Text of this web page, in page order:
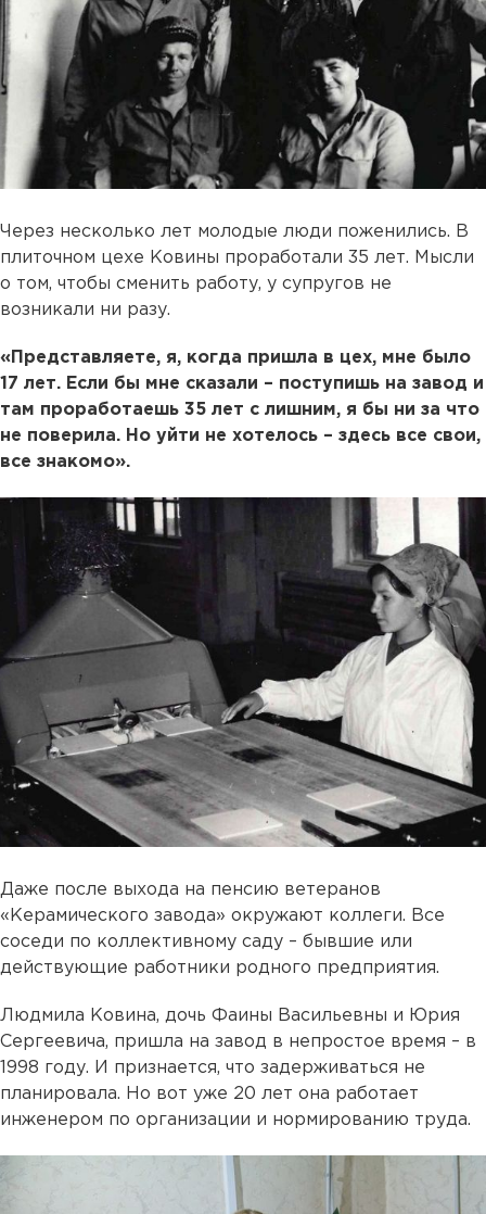
Через несколько лет молодые люди поженились. В
плиточном цехе Ковины проработали 35 лет. Мысли
о том, чтобы сменить работу, у супругов не
возникали ни разу.
«Представляете, я, когда пришла в цех, мне было
17 лет. Если бы мне сказали – поступишь на завод и
там проработаешь 35 лет с лишним, я бы ни за что
не поверила. Но уйти не хотелось – здесь все свои,
все знакомо».
Даже после выхода на пенсию ветеранов
«Керамического завода» окружают коллеги. Все
соседи по коллективному саду – бывшие или
действующие работники родного предприятия.
Людмила Ковина, дочь Фаины Васильевны и Юрия
Сергеевича, пришла на завод в непростое время – в
1998 году. И признается, что задерживаться не
планировала. Но вот уже 20 лет она работает
инженером по организации и нормированию труда.